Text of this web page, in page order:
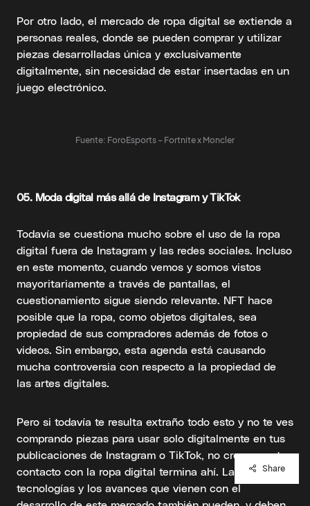
Por otro lado, el mercado de ropa digital se extiende a
personas reales, donde se pueden comprar y utilizar
piezas desarrolladas única y exclusivamente
digitalmente, sin necesidad de estar insertadas en un
juego electrónico.
Fuente: ForoEsports – Fortnite x Moncler
05. Moda digital más allá de Instagramy TikTok
Todavía se cuestiona mucho sobre el uso de la ropa
digital fuera de Instagram y las redes sociales. Incluso
en este momento, cuando vemos y somos vistos
mayoritariamente a través de pantallas, el
cuestionamiento sigue siendo relevante. NFT hace
posible que la ropa, como objetos digitales, sea
propiedad de sus compradores además de fotos o
videos. Sin embargo, esta agenda está causando
mucha controversia con respecto a la propiedad de
las artes digitales.
Pero si todavía te resulta extraño todo esto y no te ves
comprando piezas para usar solo digitalmente en tus
publicaciones de Instagram o TikTok, no creas que tu
contacto con la ropa digital termina ahí. Las
tecnologías y los avances que vienen con el
Share